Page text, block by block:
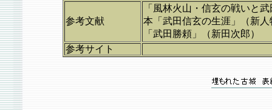
参考文献
「風林火山・信玄の戦いと
本「武田信玄の生涯」（新
「武田勝頼」（新田次郎）
参考サイト